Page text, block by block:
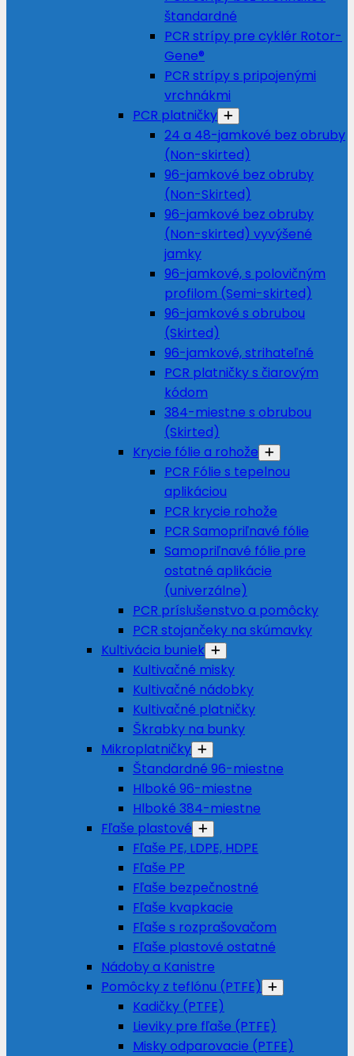
štandardné
PCR strípy pre cyklér Rotor-
Gene®
PCR strípy s pripojenými
vrchnákmi
PCR platničky
24 a 48-jamkové bez obruby
(Non-skirted)
96-jamkové bez obruby
(Non-Skirted)
96-jamkové bez obruby
(Non-skirted) vyvýšené
jamky
96-jamkové, s polovičným
profilom (Semi-skirted)
96-jamkové s obrubou
(Skirted)
96-jamkové, strihateľné
PCR platničky s čiarovým
kódom
384-miestne s obrubou
(Skirted)
Krycie fólie a rohože
PCR Fólie s tepelnou
aplikáciou
PCR krycie rohože
PCR Samopriľnavé fólie
Samopriľnavé fólie pre
ostatné aplikácie
(univerzálne)
PCR príslušenstvo a pomôcky
PCR stojančeky na skúmavky
Kultivácia buniek
Kultivačné misky
Kultivačné nádobky
Kultivačné platničky
Škrabky na bunky
Mikroplatničky
Štandardné 96-miestne
Hlboké 96-miestne
Hlboké 384-miestne
Fľaše plastové
Fľaše PE, LDPE, HDPE
Fľaše PP
Fľaše bezpečnostné
Fľaše kvapkacie
Fľaše s rozprašovačom
Fľaše plastové ostatné
Nádoby a Kanistre
Pomôcky z teflónu (PTFE)
Kadičky (PTFE)
Lieviky pre fľaše (PTFE)
Misky odparovacie (PTFE)